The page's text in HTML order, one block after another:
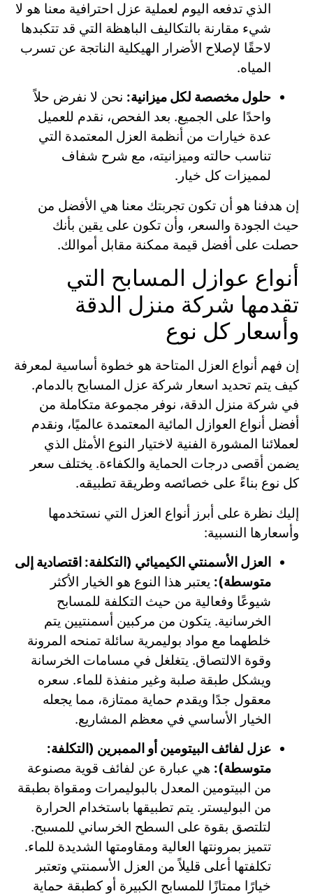
الذي تدفعه اليوم لعملية عزل احترافية معنا هو لا
شيء مقارنة بالتكاليف الباهظة التي قد تتكبدها
لاحقًا لإصلاح الأضرار الهيكلية الناتجة عن تسرب
المياه.
حلول مخصصة لكل ميزانية: نحن لا نفرض حلاً
واحدًا على الجميع. بعد الفحص، نقدم للعميل
عدة خيارات من أنظمة العزل المعتمدة التي
تناسب حالته وميزانيته، مع شرح شفاف
لمميزات كل خيار.
إن هدفنا هو أن تكون تجربتك معنا هي الأفضل من
حيث الجودة والسعر، وأن تكون على يقين بأنك
حصلت على أفضل قيمة ممكنة مقابل أموالك.
أنواع عوازل المسابح التي
تقدمها شركة منزل الدقة
وأسعار كل نوع
إن فهم أنواع العزل المتاحة هو خطوة أساسية لمعرفة
كيف يتم تحديد اسعار شركة عزل المسابح بالدمام.
في شركة منزل الدقة، نوفر مجموعة متكاملة من
أفضل أنواع العوازل المائية المعتمدة عالميًا، ونقدم
لعملائنا المشورة الفنية لاختيار النوع الأمثل الذي
يضمن أقصى درجات الحماية والكفاءة. يختلف سعر
كل نوع بناءً على خصائصه وطريقة تطبيقه.
إليك نظرة على أبرز أنواع العزل التي نستخدمها
وأسعارها النسبية:
العزل الأسمنتي الكيميائي (التكلفة: اقتصادية إلى
متوسطة): يعتبر هذا النوع هو الخيار الأكثر
شيوعًا وفعالية من حيث التكلفة للمسابح
الخرسانية. يتكون من مركبين أسمنتيين يتم
خلطهما مع مواد بوليمرية سائلة تمنحه المرونة
وقوة الالتصاق. يتغلغل في مسامات الخرسانة
ويشكل طبقة صلبة وغير منفذة للماء. سعره
معقول جدًا ويقدم حماية ممتازة، مما يجعله
الخيار الأساسي في معظم المشاريع.
عزل لفائف البيتومين أو الممبرين (التكلفة:
متوسطة): هي عبارة عن لفائف قوية مصنوعة
من البيتومين المعدل بالبوليمرات ومقواة بطبقة
من البوليستر. يتم تطبيقها باستخدام الحرارة
لتلتصق بقوة على السطح الخرساني للمسبح.
تتميز بمرونتها العالية ومقاومتها الشديدة للماء.
تكلفتها أعلى قليلاً من العزل الأسمنتي وتعتبر
خيارًا ممتازًا للمسابح الكبيرة أو كطبقة حماية